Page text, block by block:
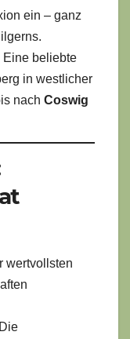
ein – ganz
Eine beliebte
in westlicher
nach Coswig
wertvollsten